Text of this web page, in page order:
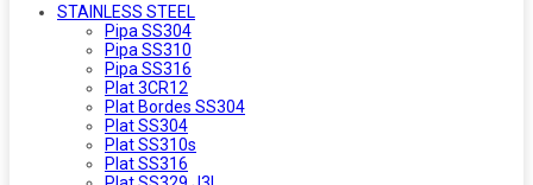
STAINLESS STEEL
Pipa SS304
Pipa SS310
Pipa SS316
Plat 3CR12
Plat Bordes SS304
Plat SS304
Plat SS310s
Plat SS316